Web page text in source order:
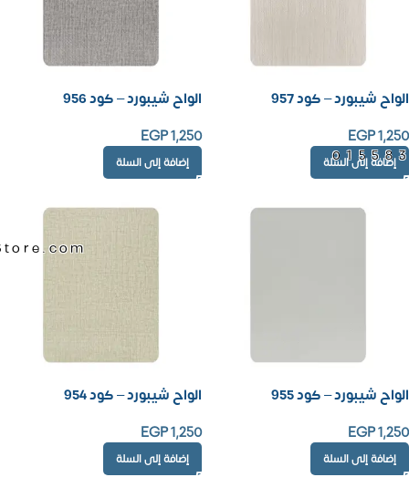
الواح شيبورد – كود 957
EGP1,250
إضافة إلى السلة
الواح شيبورد – كود 956
EGP1,250
إضافة إلى السلة
الواح شيبورد – كود 955
EGP1,250
إضافة إلى السلة
الواح شيبورد – كود 954
EGP1,250
إضافة إلى السلة